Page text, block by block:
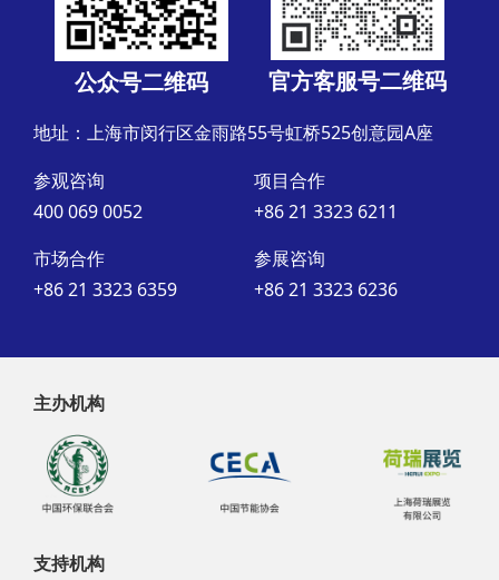
公众号二维码 官方客服号二维码
地址：上海市闵行区金雨路55号虹桥525创意园A座
参观咨询
400 069 0052
项目合作
+86 21 3323 6211
市场合作
+86 21 3323 6359
参展咨询
+86 21 3323 6236
主办机构
支持机构